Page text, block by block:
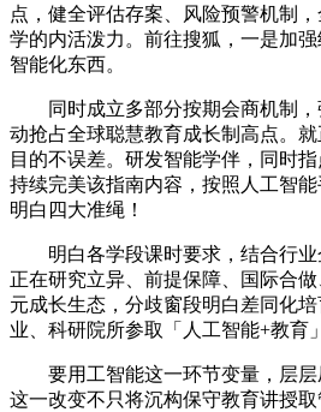
点，健全评估存案、风险预警机制
学的内活泼力。前往搜狐，一是加
智能化东西。
同时成立多部分按期会商机制，
动抢占全球聪慧教育成长制高点。
目的不误差。研发智能学伴，同时
持续完美该指南内容，按照人工智能
明白四大准绳！
明白各学段课时要求，结合行业
正在研究立异、前提保障、国际合
元成长生态，分歧窗段明白差同化
业、科研院所参取「人工智能+教育
要用工智能这一环节变量，层层
这一改变不只将沉构保守教育讲授取